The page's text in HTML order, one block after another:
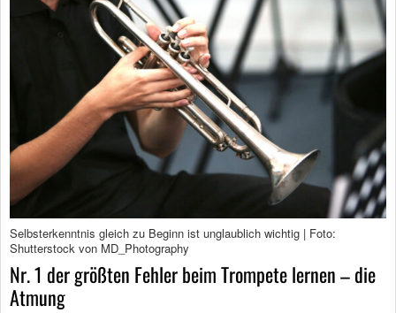
Selbsterkenntnis gleich zu Beginn ist unglaublich wichtig | Foto:
Shutterstock von MD_Photography
Nr. 1 der größten Fehler beim Trompete lernen – die
Atmung